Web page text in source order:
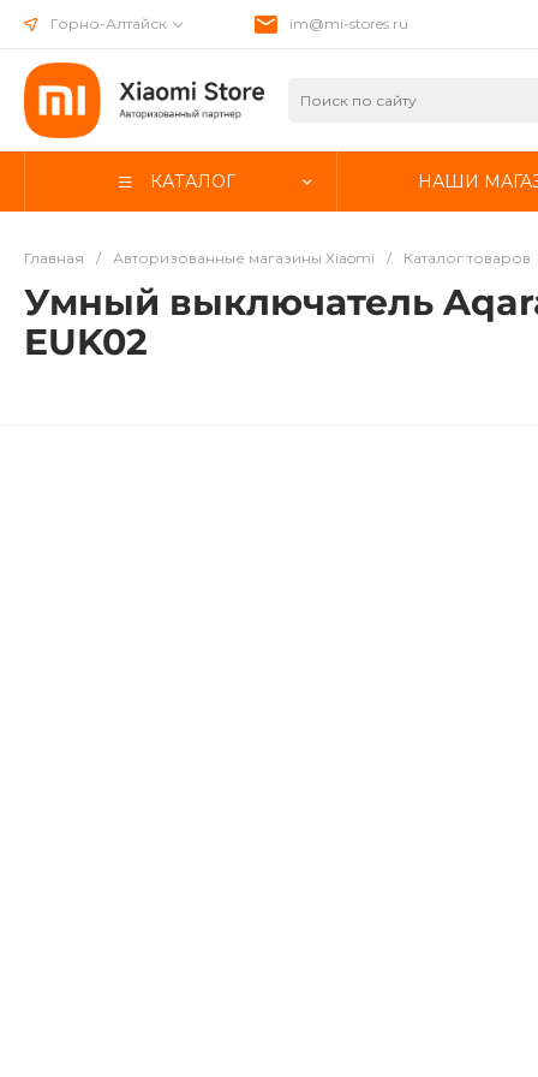
Горно-Алтайск im@mi-stores.ru
КАТАЛОГ НАШИ
Главная / Авторизованные магазины Xiaomi / Каталог товаров
Умный выключатель
EUK02